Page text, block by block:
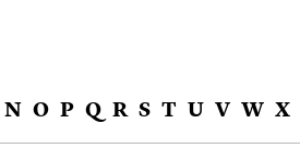
N O P Q R S T U V W X